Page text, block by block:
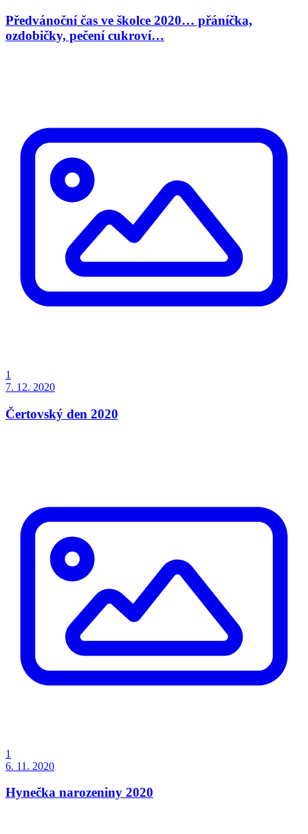
Předvánoční čas ve školce 2020… přáníčka,
ozdobičky, pečení cukroví…
1
7. 12. 2020
Čertovský den 2020
1
6. 11. 2020
Hynečka narozeniny 2020